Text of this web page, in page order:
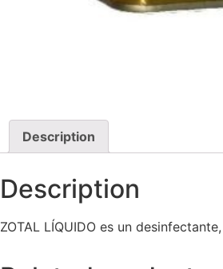
Description
Description
ZOTAL LÍQUIDO es un